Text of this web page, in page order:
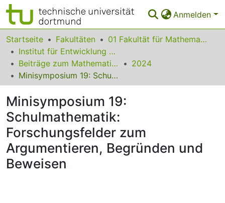
Anmelden
Bereiche & Sammlungen
Das gesamte Repositorium
Statistiken
FAQ
Leitlinien
Zurück zur Startseite
Startseite Fakultäten
01 Fakultät für Mathematik
Institut für Entwicklung und Erforschung des Mathematikunterrichts
Beiträge zum Mathematikunterricht
2024
Minisymposium 19: Schulmathematik: Forschungsfelder zum Argumentieren, Begründen und Beweisen
Minisymposium 19:
Schulmathematik:
Forschungsfelder zum
Argumentieren, Begründen und
Beweisen